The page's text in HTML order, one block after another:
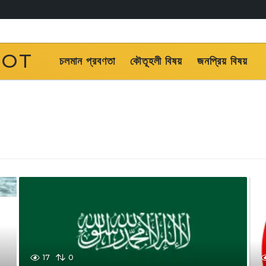
চলমান প্রবণতা কৌতূহলী বিষয় জনপ্রিয় বিষয়
17 0